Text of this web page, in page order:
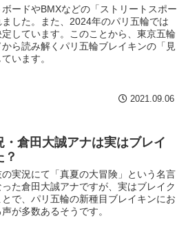
ードやBMXなどの「ストリートスポー
した。また、2024年のパリ五輪では
しています。このことから、東京五輪
ら読み解くパリ五輪ブレイキンの「見
います。
2021.09.06
倉田大誠アナは実はブレイ
？
実況にて「真夏の大冒険」という名言
た倉田大誠アナですが、実はブレイク
で、パリ五輪の新種目ブレイキンにお
が多数あるそうです。